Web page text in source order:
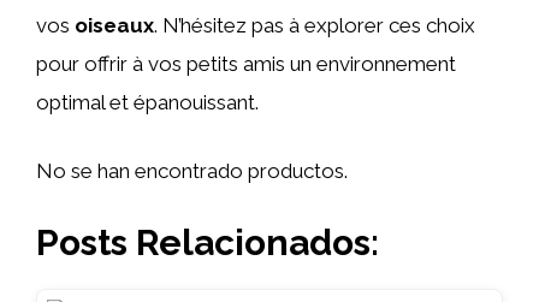
vos oiseaux. N’hésitez pas à explorer ces choix
pour offrir à vos petits amis un environnement
optimal et épanouissant.
No se han encontrado productos.
Posts Relacionados: